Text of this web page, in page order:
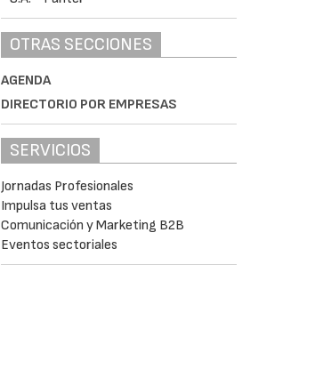
OTRAS SECCIONES
AGENDA
DIRECTORIO POR EMPRESAS
SERVICIOS
Jornadas Profesionales
Impulsa tus ventas
Comunicación y Marketing B2B
Eventos sectoriales